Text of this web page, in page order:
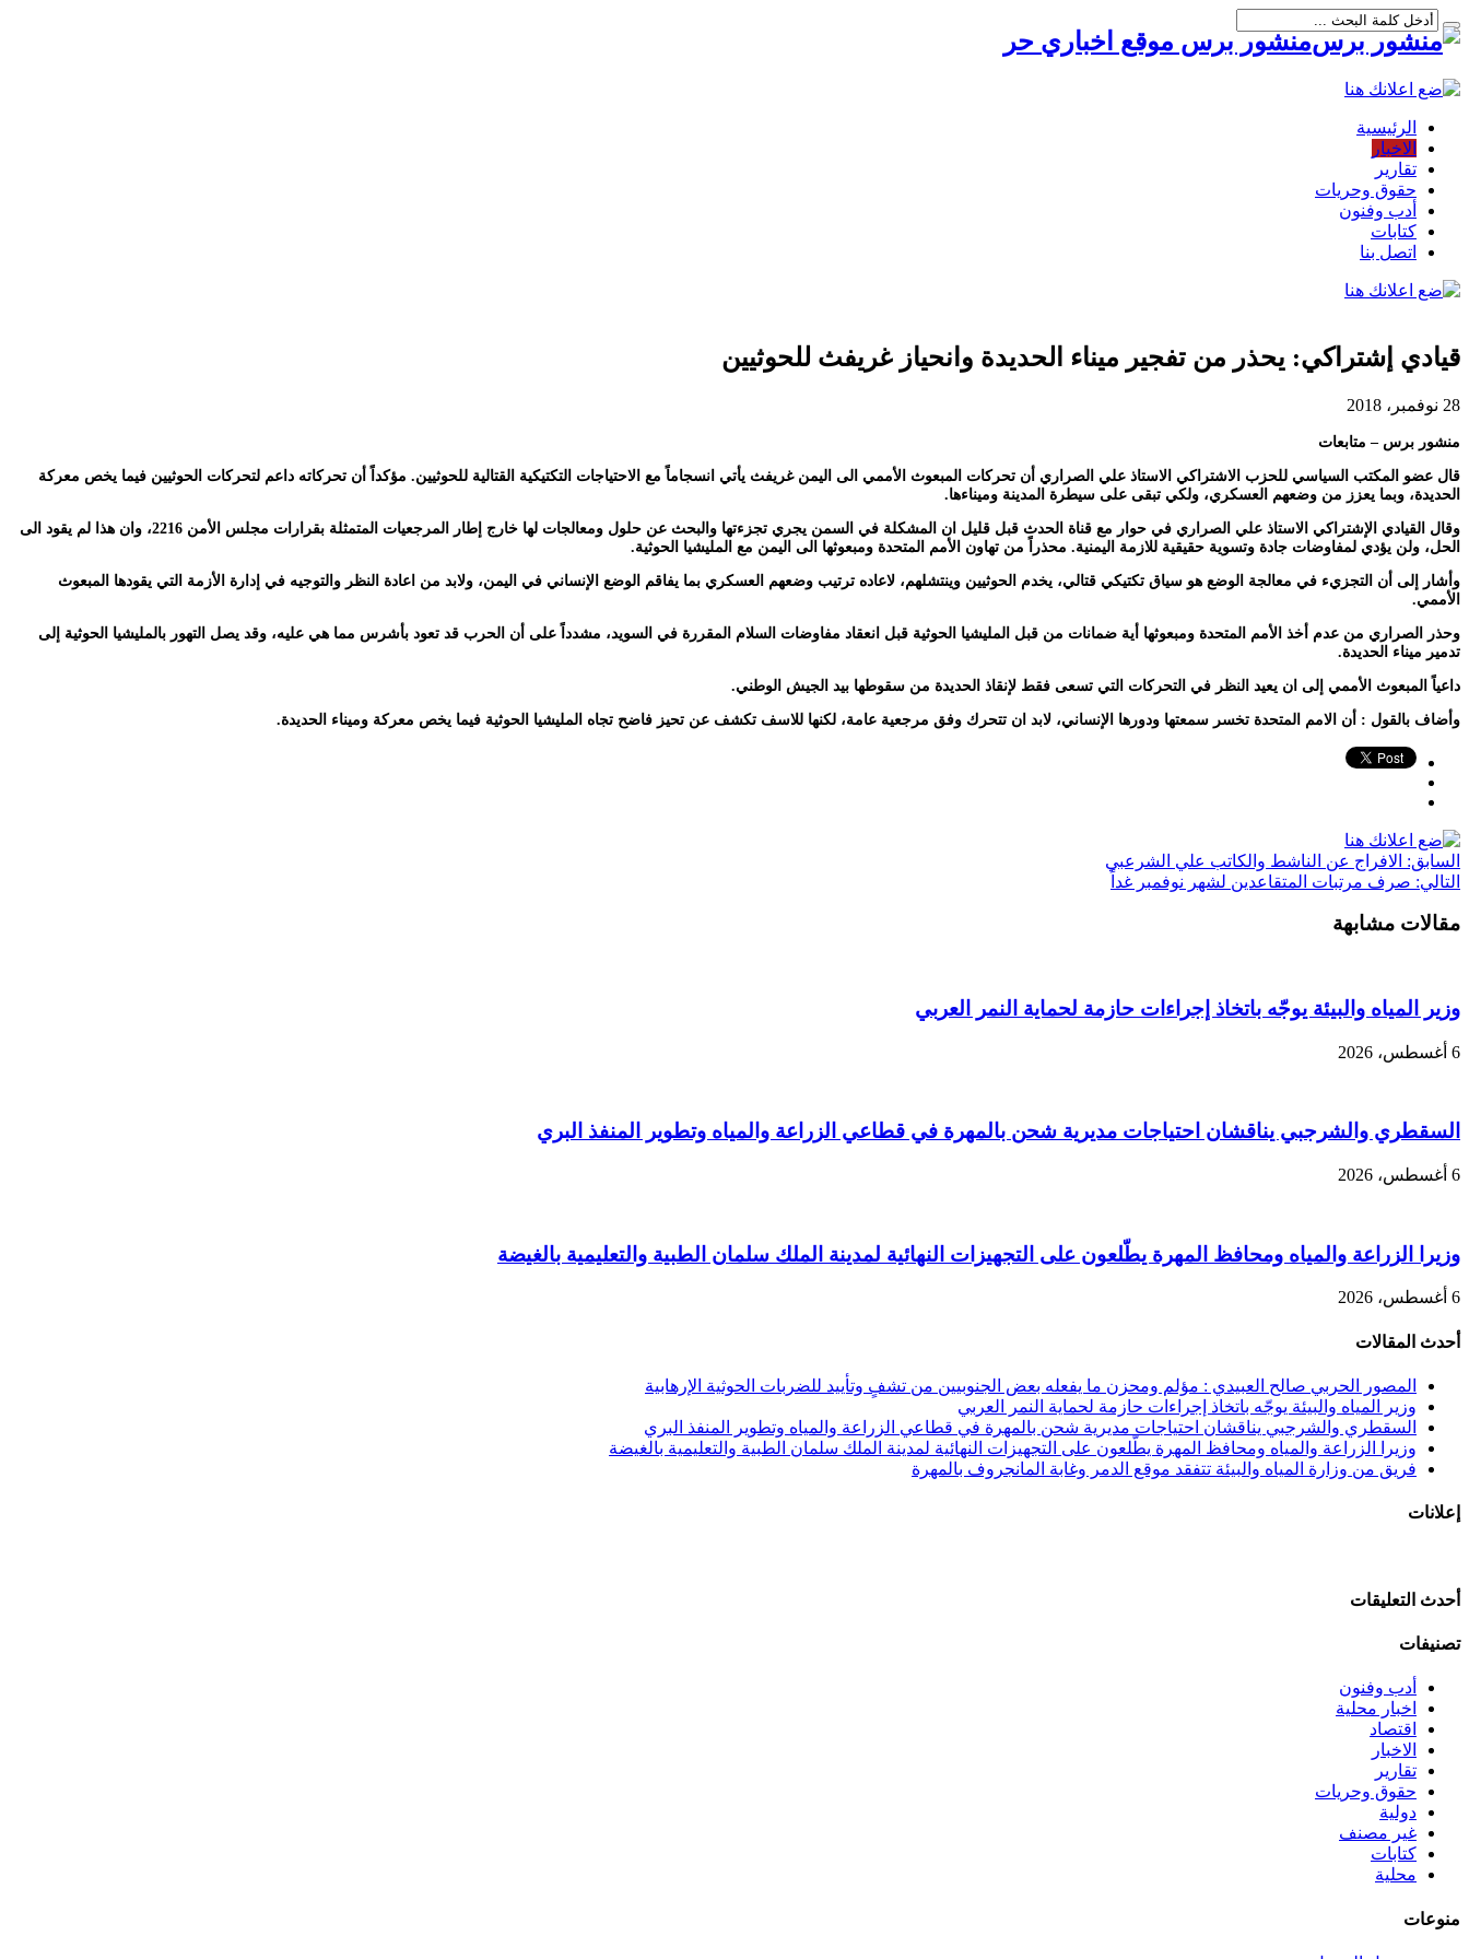
منشور برس موقع اخباري حر
الرئيسية
الاخبار
تقارير
حقوق وحريات
أدب وفنون
كتابات
اتصل بنا
قيادي إشتراكي: يحذر من تفجير ميناء الحديدة وانحياز غريفث للحوثيين
28 نوفمبر، 2018
منشور برس – متابعات
قال عضو المكتب السياسي للحزب الاشتراكي الاستاذ علي الصراري أن تحركات المبعوث الأممي الى اليمن غريفث يأتي انسجاماً مع الاحتياجات التكتيكية القتالية للحوثيين. مؤكداً أن تحركاته داعم لتحركات الحوثيين فيما يخص معركة
الحديدة، وبما يعزز من وضعهم العسكري، ولكي تبقى على سيطرة المدينة وميناءها.
وقال القيادي الإشتراكي الاستاذ علي الصراري في حوار مع قناة الحدث قبل قليل ان المشكلة في السمن يجري تجزءتها والبحث عن حلول ومعالجات لها خارج إطار المرجعيات المتمثلة بقرارات مجلس الأمن 2216، وان هذا لم يقود الى
الحل، ولن يؤدي لمفاوضات جادة وتسوية حقيقية للازمة اليمنية. محذراً من تهاون الأمم المتحدة ومبعوثها الى اليمن مع المليشيا الحوثية.
وأشار إلى أن التجزيء في معالجة الوضع هو سياق تكتيكي قتالي، يخدم الحوثيين وينتشلهم، لاعاده ترتيب وضعهم العسكري بما يفاقم الوضع الإنساني في اليمن، ولابد من اعادة النظر والتوجيه في إدارة الأزمة التي يقودها المبعوث
الأممي.
وحذر الصراري من عدم أخذ الأمم المتحدة ومبعوثها أية ضمانات من قبل المليشيا الحوثية قبل انعقاد مفاوضات السلام المقررة في السويد، مشدداً على أن الحرب قد تعود بأشرس مما هي عليه، وقد يصل التهور بالمليشيا الحوثية إلى
تدمير ميناء الحديدة.
داعياً المبعوث الأممي إلى ان يعيد النظر في التحركات التي تسعى فقط لإنقاذ الحديدة من سقوطها بيد الجيش الوطني.
وأضاف بالقول : أن الامم المتحدة تخسر سمعتها ودورها الإنساني، لابد ان تتحرك وفق مرجعية عامة، لكنها للاسف تكشف عن تحيز فاضح تجاه المليشيا الحوثية فيما يخص معركة وميناء الحديدة.
السابق: الافراج عن الناشط والكاتب علي الشرعبي
التالي: صرف مرتبات المتقاعدين لشهر نوفمبر غداً
مقالات مشابهة
وزير المياه والبيئة يوجّه باتخاذ إجراءات حازمة لحماية النمر العربي
6 أغسطس، 2026
السقطري والشرجبي يناقشان احتياجات مديرية شحن بالمهرة في قطاعي الزراعة والمياه وتطوير المنفذ البري
6 أغسطس، 2026
وزيرا الزراعة والمياه ومحافظ المهرة يطّلعون على التجهيزات النهائية لمدينة الملك سلمان الطبية والتعليمية بالغيضة
6 أغسطس، 2026
أحدث المقالات
المصور الحربي صالح العبيدي : مؤلم ومحزن ما يفعله بعض الجنوبيين من تشفٍ وتأييد للضربات الحوثية الإرهابية
وزير المياه والبيئة يوجّه باتخاذ إجراءات حازمة لحماية النمر العربي
السقطري والشرجبي يناقشان احتياجات مديرية شحن بالمهرة في قطاعي الزراعة والمياه وتطوير المنفذ البري
وزيرا الزراعة والمياه ومحافظ المهرة يطّلعون على التجهيزات النهائية لمدينة الملك سلمان الطبية والتعليمية بالغيضة
فريق من وزارة المياه والبيئة تتفقد موقع الدمر وغابة المانجروف بالمهرة
إعلانات
أحدث التعليقات
تصنيفات
أدب وفنون
اخبار محلية
اقتصاد
الاخبار
تقارير
حقوق وحريات
دولية
غير مصنف
كتابات
محلية
منوعات